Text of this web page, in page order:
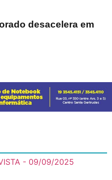
desacelera em
- 09/09/2025